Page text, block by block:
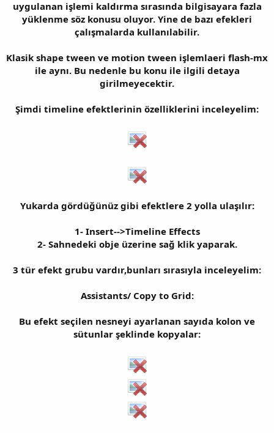
uygulanan işlemi kaldırma sırasında bilgisayara fazla
yüklenme söz konusu oluyor. Yine de bazı efekleri
çalışmalarda kullanılabilir.
Klasik shape tween ve motion tween işlemlaeri flash-mx
ile aynı. Bu nedenle bu konu ile ilgili detaya
girilmeyecektir.
Şimdi timeline efektlerinin özelliklerini inceleyelim:
Yukarda gördüğünüz gibi efektlere 2 yolla ulaşılır:
1- Insert-->Timeline Effects
2- Sahnedeki obje üzerine sağ klik yaparak.
3 tür efekt grubu vardır,bunları sırasıyla inceleyelim:
Assistants/ Copy to Grid:
Bu efekt seçilen nesneyi ayarlanan sayıda kolon ve
sütunlar şeklinde kopyalar: